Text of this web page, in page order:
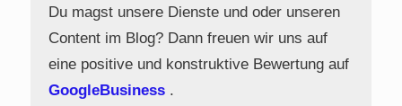
Du magst unsere Dienste und oder unseren
Content im Blog? Dann freuen wir uns auf
eine positive und konstruktive Bewertung auf
GoogleBusiness .